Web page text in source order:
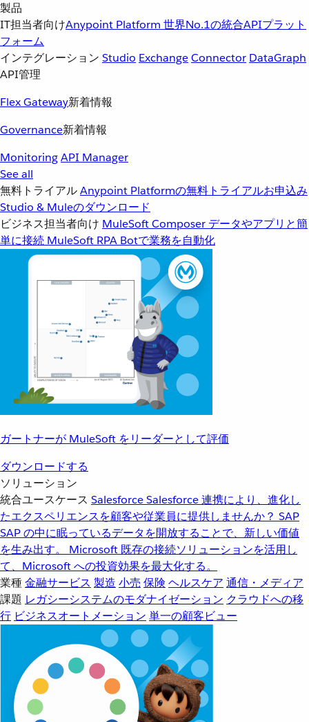
製品
IT担当者向けAnypoint Platform 世界No.1の統合APIプラット
フォーム
インテグレーション Studio ExchangeConnector DataGraph
API管理
Flex Gateway新着情報
Governance新着情報
MonitoringAPI Manager
See all
無料トライアルAnypoint Platformの無料トライアルお申込み
Studio & Muleのダウンロード
ビジネス担当者向け MuleSoft Composer データやアプリと簡
単に接続 MuleSoft RPA Botで業務を自動化
ガートナーが MuleSoft をリーダーとして評価
ダウンロードする
ソリューション
統合ユースケース SalesforceSalesforce 連携により、進化し
たエクスペリエンスを顧客や従業員に提供しませんか？ SAP
SAP の中に眠っているデータを開放することで、新しい価値
を生み出す。
Microsoft 既存の接続ソリューションを活用し
て、Microsoft への投資効果を最大化する。
業種金融サービス 製造 小売 保険 ヘルスケア 通信・メディア
課題 レガシーシステムのモダナイゼーション クラウドへの移
行 ビジネスオートメーション 単一の顧客ビュー